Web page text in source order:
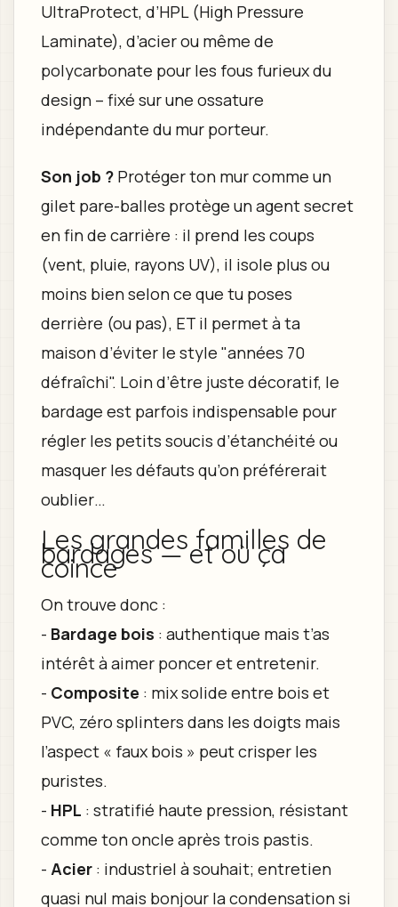
UltraProtect, d’HPL (High Pressure
Laminate), d’acier ou même de
polycarbonate pour les fous furieux du
design – fixé sur une ossature
indépendante du mur porteur.
Son job ?Protéger ton mur comme un
gilet pare-balles protège un agent secret
en fin de carrière : il prend les coups
(vent, pluie, rayons UV), il isole plus ou
moins bien selon ce que tu poses
derrière (ou pas), ET il permet à ta
maison d’éviter le style "années 70
défraîchi". Loin d’être juste décoratif, le
bardage est parfois indispensable pour
régler les petits soucis d’étanchéité ou
masquer les défauts qu’on préférerait
oublier…
Les grandes familles de
bardages — et où ça
coince
On trouve donc :
- Bardage bois : authentique mais t’as
intérêt à aimer poncer et entretenir.
- Composite : mix solide entre bois et
PVC, zéro splinters dans les doigts mais
l’aspect « faux bois » peut crisper les
puristes.
- HPL : stratifié haute pression, résistant
comme ton oncle après trois pastis.
- Acier: industriel à souhait; entretien
quasi nul mais bonjour la condensation si